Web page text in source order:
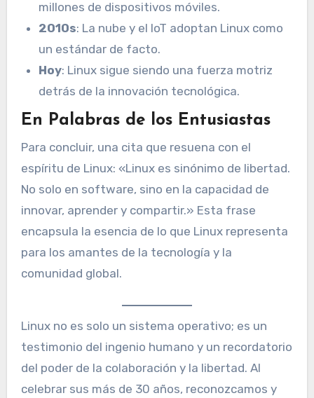
millones de dispositivos móviles.
2010s: La nube y el IoT adoptan Linux como
un estándar de facto.
Hoy: Linux sigue siendo una fuerza motriz
detrás de la innovación tecnológica.
En Palabras de los Entusiastas
Para concluir, una cita que resuena con el
espíritu de Linux: «Linux es sinónimo de libertad.
No solo en software, sino en la capacidad de
innovar, aprender y compartir.» Esta frase
encapsula la esencia de lo que Linux representa
para los amantes de la tecnología y la
comunidad global.
Linux no es solo un sistema operativo; es un
testimonio del ingenio humano y un recordatorio
del poder de la colaboración y la libertad. Al
celebrar sus más de 30 años, reconozcamos y